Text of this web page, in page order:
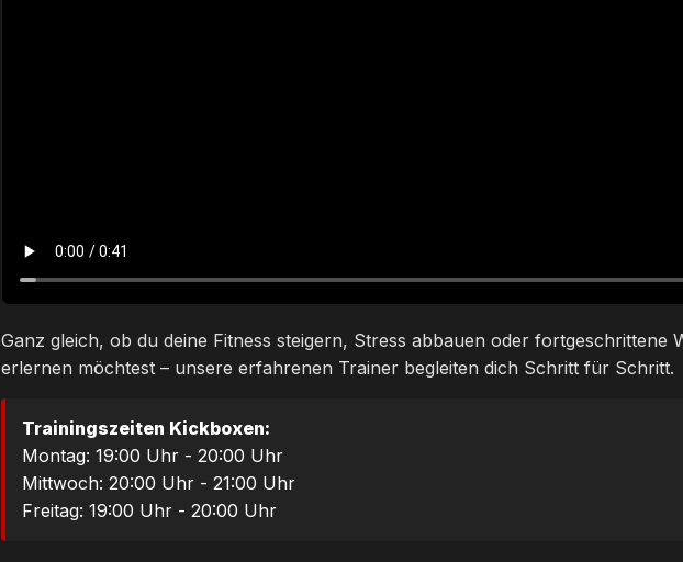
Ganz gleich, ob du deine Fitness steigern, Stress abbauen oder fortgeschrittene
erlernen möchtest – unsere erfahrenen Trainer begleiten dich Schritt für Schritt.
Trainingszeiten Kickboxen:
Montag: 19:00 Uhr - 20:00 Uhr
Mittwoch: 20:00 Uhr - 21:00 Uhr
Freitag: 19:00 Uhr - 20:00 Uhr